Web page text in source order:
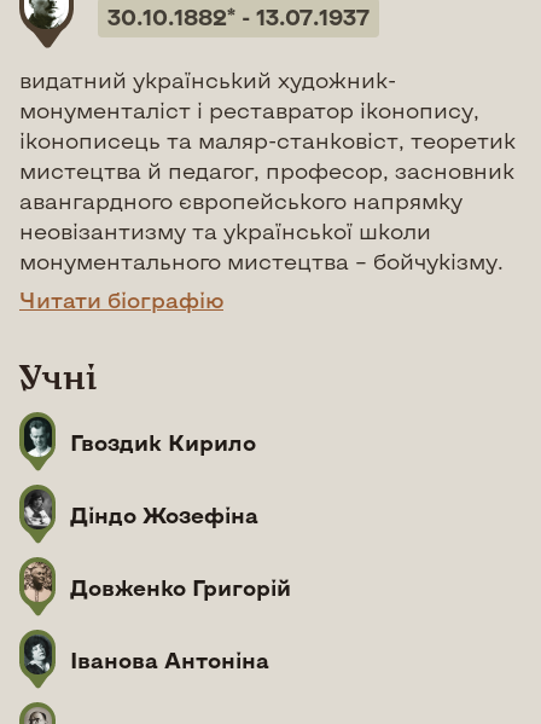
30.10.1882* - 13.07.1937
видатний український художник-
монументаліст і реставратор іконопису,
іконописець та маляр-станковіст, теоретик
мистецтва й педагог, професор, засновник
авангардного європейського напрямку
неовізантизму та української школи
монументального мистецтва – бойчукізму.
Читати біографію
Учні
Гвоздик Кирило
Діндо Жозефіна
Довженко Григорій
Іванова Антоніна